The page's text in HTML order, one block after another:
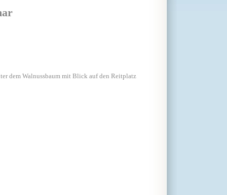
Walnussbaum mit Blick auf den Reitplatz